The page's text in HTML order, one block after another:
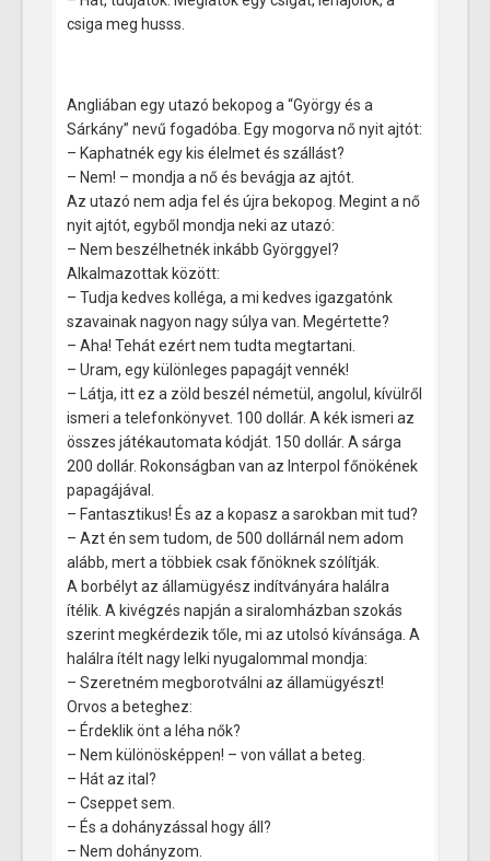
csiga meg husss.
Angliában egy utazó bekopog a “György és a
Sárkány” nevű fogadóba. Egy mogorva nő nyit ajtót:
– Kaphatnék egy kis élelmet és szállást?
– Nem! – mondja a nő és bevágja az ajtót.
Az utazó nem adja fel és újra bekopog. Megint a nő
nyit ajtót, egyből mondja neki az utazó:
– Nem beszélhetnék inkább Györggyel?
Alkalmazottak között:
– Tudja kedves kolléga, a mi kedves igazgatónk
szavainak nagyon nagy súlya van. Megértette?
– Aha! Tehát ezért nem tudta megtartani.
– Uram, egy különleges papagájt vennék!
– Látja, itt ez a zöld beszél németül, angolul, kívülről
ismeri a telefonkönyvet. 100 dollár. A kék ismeri az
összes játékautomata kódját. 150 dollár. A sárga
200 dollár. Rokonságban van az Interpol főnökének
papagájával.
– Fantasztikus! És az a kopasz a sarokban mit tud?
– Azt én sem tudom, de 500 dollárnál nem adom
alább, mert a többiek csak főnöknek szólítják.
A borbélyt az államügyész indítványára halálra
ítélik. A kivégzés napján a siralomházban szokás
szerint megkérdezik tőle, mi az utolsó kívánsága. A
halálra ítélt nagy lelki nyugalommal mondja:
– Szeretném megborotválni az államügyészt!
Orvos a beteghez:
– Érdeklik önt a léha nők?
– Nem különösképpen! – von vállat a beteg.
– Hát az ital?
– Cseppet sem.
– És a dohányzással hogy áll?
– Nem dohányzom.